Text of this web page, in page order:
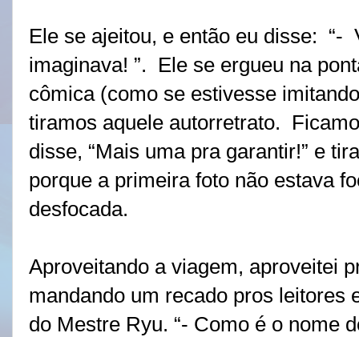
Ele se ajeitou, e então eu disse: “-
imaginava! ”. Ele se ergueu na
cômica (como se estivesse
tiramos aquele autorretrato.
disse, “Mais uma pra garantir!” e
porque a primeira foto não estava
desfocada.
Aproveitando a viagem, aproveitei
mandando um recado pros leitores
do Mestre Ryu. “- Como é o nome